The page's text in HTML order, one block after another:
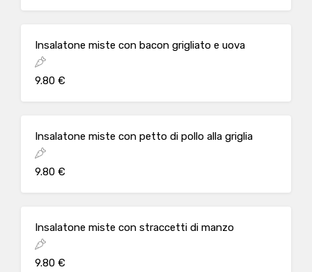
Insalatone miste con bacon grigliato e uova
9.80 €
Insalatone miste con petto di pollo alla griglia
9.80 €
Insalatone miste con straccetti di manzo
9.80 €